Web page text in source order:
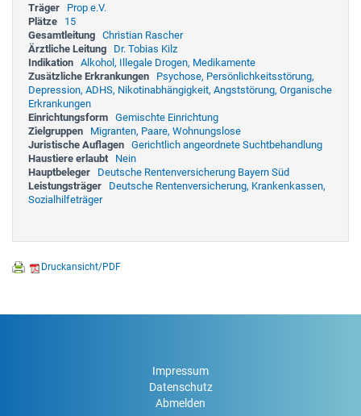
Träger
Prop e.V.
Plätze
15
Gesamtleitung Christian Rascher
Ärztliche Leitung
Dr. Tobias Kilz
Indikation Alkohol, Illegale Drogen, Medikamente
Zusätzliche Erkrankungen
Psychose, Persönlichkeitsstörung,
Depression, ADHS, Nikotinabhängigkeit, Angststörung, Organische
Erkrankungen
Einrichtungsform Gemischte Einrichtung
Zielgruppen
Migranten, Paare, Wohnungslose
Juristische Auflagen Gerichtlich angeordnete Suchtbehandlung
Haustiere erlaubt
Nein
Hauptbeleger
Deutsche Rentenversicherung Bayern Süd
Leistungsträger
Deutsche Rentenversicherung, Krankenkassen,
Sozialhilfeträger
Druckansicht/PDF
Impressum
Datenschutz
Abmelden